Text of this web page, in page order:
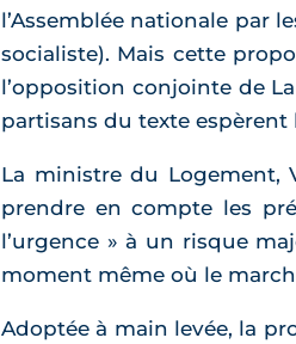
l’Assemblée nationale par
socialiste). Mais cette
l’opposition conjointe de
partisans du texte
La ministre du Logement,
prendre en compte les
l’urgence » à un risque
moment même où le
Adoptée à main levée, la